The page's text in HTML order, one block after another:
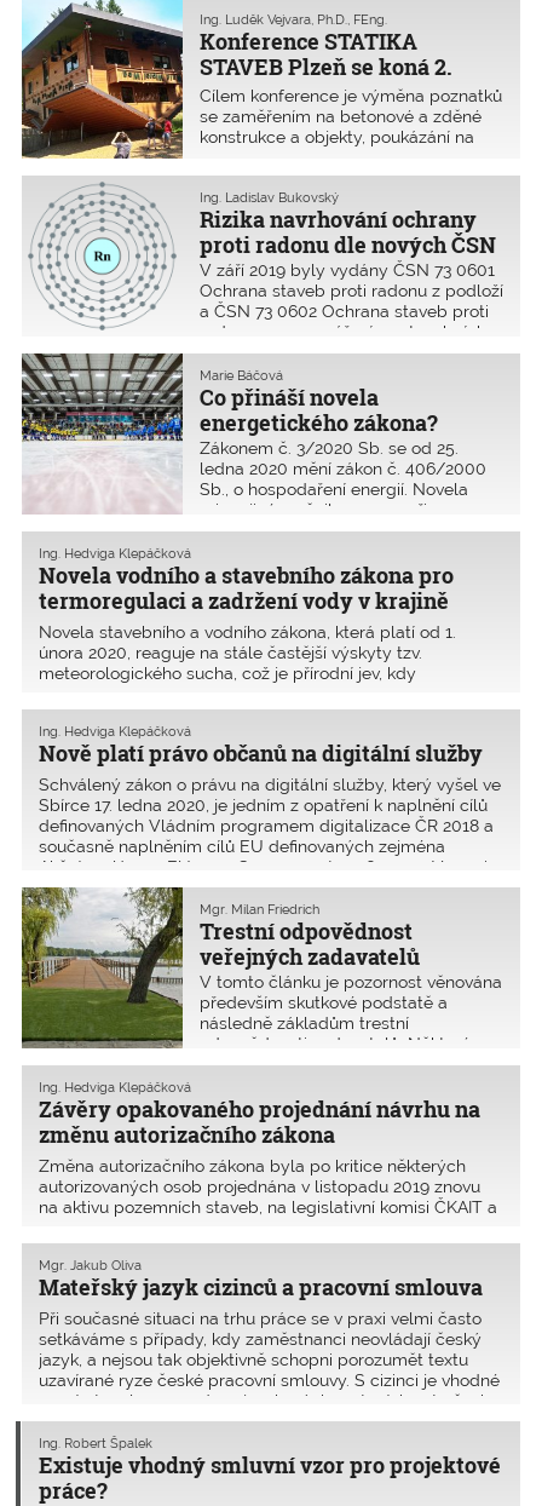
Konference STATIKA
STAVEB Plzeň se koná 2.
dubna 2020
Ing. Luděk Vejvara, Ph.D., FEng.
Cílem konference je výměna poznatků
se zaměřením na betonové a zděné
konstrukce a objekty, poukázání na
realizace nosných konstrukcí.
Rizika navrhování ochrany
proti radonu dle nových ČSN
Ing. Ladislav Bukovský
V září 2019 byly vydány ČSN 73 0601
Ochrana staveb proti radonu z podloží
a ČSN 73 0602 Ochrana staveb proti
radonu a gama záření ze stavebních
materiálů. Jejich používání může však
přinášet některé problémy a
nejasnosti, které jsou popsány v tomto
článku.
Co přináší novela
energetického zákona?
Marie Báčová
Zákonem č. 3/2020 Sb. se od 25.
ledna 2020 mění zákon č. 406/2000
Sb., o hospodaření energií. Novela
mimo jiné změnila proces při
zpracování průkazu energetické
zužuje povinnost kontroly systémů
pouze na ty s výkonem přesahujícím
70 kW. Zároveň s novelou vyšla také
Vyhláška o energetických
specialistech. Systém jejich
vzdělávání se mění od základů.
může stát i právnická osoba.
Novela vodního a stavebního zákona pro
termoregulaci a zadržení vody v krajině
Ing. Hedviga Klepáčková
Novela stavebního a vodního zákona, která platí od 1.
února 2020, reaguje na stále častější výskyty tzv.
meteorologického sucha, což je přírodní jev, kdy
hodnoty srážek, která trvá značné časové období a
postihuje velké oblasti. Cílem je usnadnit výstavbu malých
vodních děl a terénních úprav.
Nově platí právo občanů na digitální služby
Ing. Hedviga Klepáčková
Schválený zákon o právu na digitální služby, který vyšel ve
Sbírce 17. ledna 2020, je jedním z opatření k naplnění cílů
definovaných Vládním programem digitalizace ČR 2018 a
současně naplněním cílů EU definovaných zejména
Akčním plánem EU pro eGovernment 2016–2020. V praxi
se projeví tak, že každý uživatel služby bude moci
požadovat poskytnutí digitálních služeb pro sebe,
popřípadě jinou osobu, kterou pověřil k využití digitálních
služeb svým jménem.
Trestní odpovědnost
veřejných zadavatelů
Mgr. Milan Friedrich
V tomto článku je pozornost věnována
především skutkové podstatě a
následně základům trestní
odpovědnosti zadavatelů. Některé
neurčité znaky vybraných skutkových
světle relevantní judikatury.
Závěry opakovaného projednání návrhu na
změnu autorizačního zákona
Ing. Hedviga Klepáčková
Změna autorizačního zákona byla po kritice některých
autorizovaných osob projednána v listopadu 2019 znovu
na aktivu pozemních staveb, na legislativní komisi ČKAIT a
navrhované novele autorizačního zákona připomínky.
Mateřský jazyk cizinců a pracovní smlouva
Mgr. Jakub Oliva
Při současné situaci na trhu práce se v praxi velmi často
setkáváme s případy, kdy zaměstnanci neovládají český
jazyk, a nejsou tak objektivně schopni porozumět textu
uzavírané ryze české pracovní smlouvy. S cizinci je vhodné
uzavírat smlouvy ve dvou jazykových mutacích, a to česky
a v jazyce, kterému zaměstnanec prokazatelně rozumí, v
opačném případě mohou být ustanovení v této smlouvě
neplatná.
Existuje vhodný smluvní vzor pro projektové
práce?
Ing. Robert Špalek